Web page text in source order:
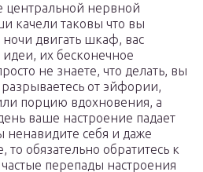
центральной нервной
качели таковы что вы
ночи двигать шкаф, вас
их бесконечное
не знаете, что делать, вы
от эйфории,
порцию вдохновения, а
ваше настроение падает
ненавидите себя и даже
то обязательно обратитесь к
перепады настроения